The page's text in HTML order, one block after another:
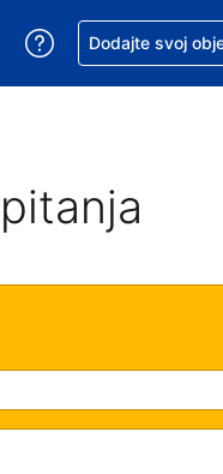
Vaša je trenutačna
svoj jezik. Vaš je
Zatražite pomoć
Dodajte svoj